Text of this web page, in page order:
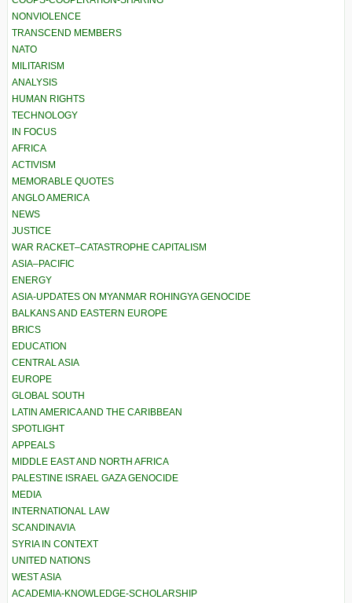
NONVIOLENCE
TRANSCEND MEMBERS
NATO
MILITARISM
ANALYSIS
HUMAN RIGHTS
TECHNOLOGY
IN FOCUS
AFRICA
ACTIVISM
MEMORABLE QUOTES
ANGLO AMERICA
NEWS
JUSTICE
WAR RACKET–CATASTROPHE CAPITALISM
ASIA–PACIFIC
ENERGY
ASIA-UPDATES ON MYANMAR ROHINGYA GENOCIDE
BALKANS AND EASTERN EUROPE
BRICS
EDUCATION
CENTRAL ASIA
EUROPE
GLOBAL SOUTH
LATIN AMERICA AND THE CARIBBEAN
SPOTLIGHT
APPEALS
MIDDLE EAST AND NORTH AFRICA
PALESTINE ISRAEL GAZA GENOCIDE
MEDIA
INTERNATIONAL LAW
SCANDINAVIA
SYRIA IN CONTEXT
UNITED NATIONS
WEST ASIA
ACADEMIA-KNOWLEDGE-SCHOLARSHIP